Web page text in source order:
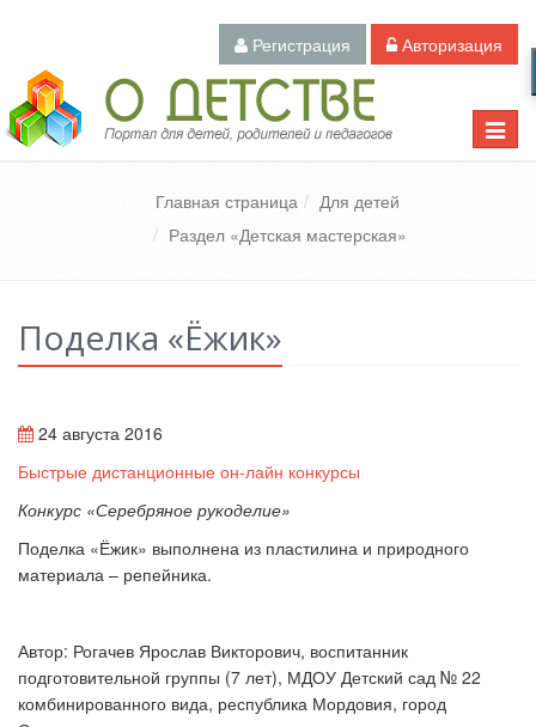
Регистрация Авторизация
Toggle
Педагогический портал «О детстве»
Главная страница
Для детей
Раздел «Детская мастерская»
Поделка «Ёжик»
24 августа 2016
Быстрые дистанционные он-лайн конкурсы
Конкурс «Серебряное рукоделие»
Поделка «Ёжик» выполнена из пластилина и природного
материала – репейника.
Автор: Рогачев Ярослав Викторович, воспитанник
подготовительной группы (7 лет), МДОУ Детский сад № 22
комбинированного вида, республика Мордовия, город